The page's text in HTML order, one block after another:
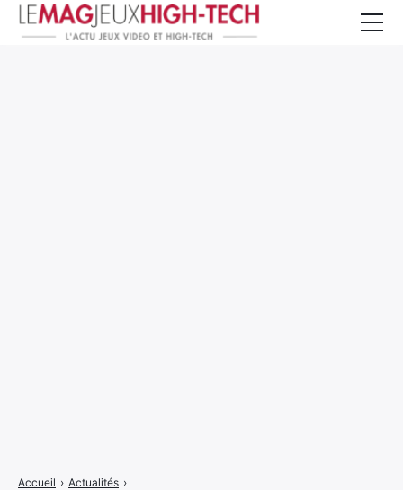
Accueil › Actualités ›